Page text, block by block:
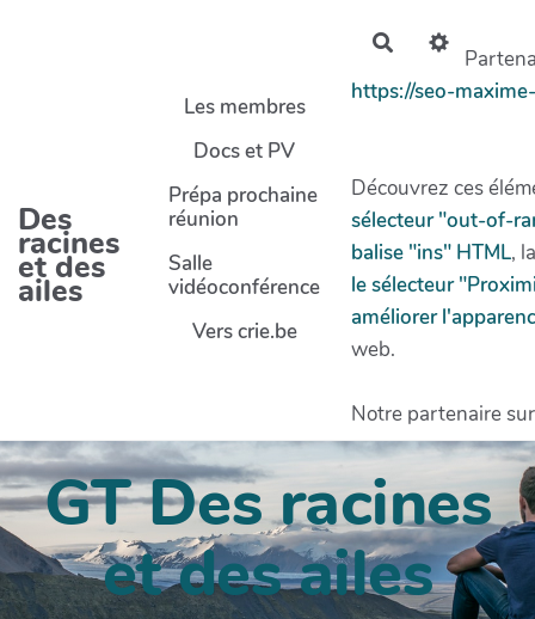
Des
racines
et des
ailes
Les membres
Docs et PV
Prépa prochaine
réunion
Salle
vidéoconférence
Vers crie.be
Rechercher
https://seo-
Découvrez ces
sélecteur "out-of-
balise "ins" HTML, la
le sélecteur
améliorer
web.
Notre partenaire
GT Des racines
et des ailes